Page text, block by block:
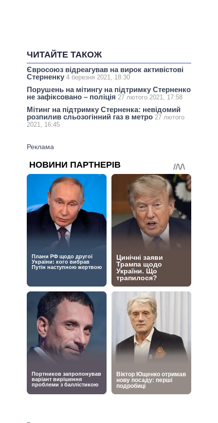
ЧИТАЙТЕ ТАКОЖ
Євросоюз відреагував на вирок активістові
Стерненку 4 березня 2021, 18:30
Порушень на мітингу на підтримку Стерненко
не зафіксовано – поліція 27 лютого 2021, 17:58
Мітинг на підтримку Стерненка: невідомий
розпилив сльозогінний газ в метро 27 лютого
2021, 16:45